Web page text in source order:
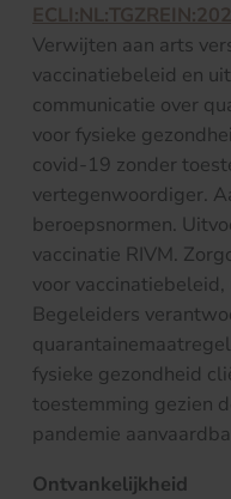
Verwijten aan arts
vaccinatiebeleid en
communicatie over
voor fysieke
covid-19 zonder
vertegenwoordiger.
beroepsnormen.
vaccinatie RIVM.
voor
Begeleiders
fysieke gezondheid
toestemming gezien
pandemie
Ontvankelijkheid